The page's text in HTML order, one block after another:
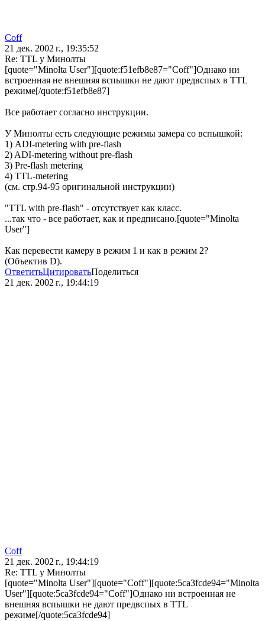
Coff
21 дек. 2002 г., 19:35:52
Re: TTL у Минолты
[quote="Minolta User"][quote:f51efb8e87="Coff"]Однако ни
встроенная не внешняя вспышки не дают предвспых в TTL
режиме[/quote:f51efb8e87]
Все работает согласно инструкции.
У Минолты есть следующие режимы замера со вспышкой:
1) ADI-metering with pre-flash
2) ADI-metering without pre-flash
3) Pre-flash metering
4) TTL-metering
(см. стр.94-95 оригинальной инструкции)
"TTL with pre-flash" - отсутствует как класс.
...так что - все работает, как и предписано.[quote="Minolta
User"]
Как перевести камеру в режим 1 и как в режим 2?
(Объектив D).
ОтветитьЦитироватьПоделиться
21 дек. 2002 г., 19:44:19
Coff
21 дек. 2002 г., 19:44:19
Re: TTL у Минолты
[quote="Minolta User"][quote="Coff"][quote:5ca3fcde94="Minolta
User"][quote:5ca3fcde94="Coff"]Однако ни встроенная не
внешняя вспышки не дают предвспых в TTL
режиме[/quote:5ca3fcde94]